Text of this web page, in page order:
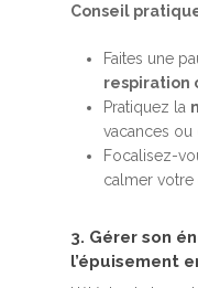
Conseil
Faites une
respiration
Pratiquez la
vacances ou
Focalisez-
calmer votre
3. Gérer son
l’épuisement